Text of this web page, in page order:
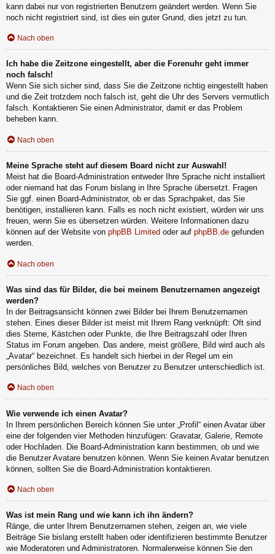
kann dabei nur von registrierten Benutzern geändert werden. Wenn Sie
noch nicht registriert sind, ist dies ein guter Grund, dies jetzt zu tun.
Nach oben
Ich habe die Zeitzone eingestellt, aber die Forenuhr geht immer
noch falsch!
Wenn Sie sich sicher sind, dass Sie die Zeitzone richtig eingestellt haben
und die Zeit trotzdem noch falsch ist, geht die Uhr des Servers vermutlich
falsch. Kontaktieren Sie einen Administrator, damit er das Problem
beheben kann.
Nach oben
Meine Sprache steht auf diesem Board nicht zur Auswahl!
Meist hat die Board-Administration entweder Ihre Sprache nicht installiert
oder niemand hat das Forum bislang in Ihre Sprache übersetzt. Fragen
Sie ggf. einen Board-Administrator, ob er das Sprachpaket, das Sie
benötigen, installieren kann. Falls es noch nicht existiert, würden wir uns
freuen, wenn Sie es übersetzen würden. Weitere Informationen dazu
können auf der Website von phpBB Limited oder auf phpBB.de gefunden
werden.
Nach oben
Was sind das für Bilder, die bei meinem Benutzernamen angezeigt
werden?
In der Beitragsansicht können zwei Bilder bei Ihrem Benutzernamen
stehen. Eines dieser Bilder ist meist mit Ihrem Rang verknüpft: Oft sind
dies Sterne, Kästchen oder Punkte, die Ihre Beitragszahl oder Ihren
Status im Forum angeben. Das andere, meist größere, Bild wird auch als
„Avatar“ bezeichnet. Es handelt sich hierbei in der Regel um ein
persönliches Bild, welches von Benutzer zu Benutzer unterschiedlich ist.
Nach oben
Wie verwende ich einen Avatar?
In Ihrem persönlichen Bereich können Sie unter „Profil“ einen Avatar über
eine der folgenden vier Methoden hinzufügen: Gravatar, Galerie, Remote
oder Hochladen. Die Board-Administration kann bestimmen, ob und wie
die Benutzer Avatare benutzen können. Wenn Sie keinen Avatar benutzen
können, sollten Sie die Board-Administration kontaktieren.
Nach oben
Was ist mein Rang und wie kann ich ihn ändern?
Ränge, die unter Ihrem Benutzernamen stehen, zeigen an, wie viele
Beiträge Sie bislang erstellt haben oder identifizieren bestimmte Benutzer
wie Moderatoren und Administratoren. Normalerweise können Sie den